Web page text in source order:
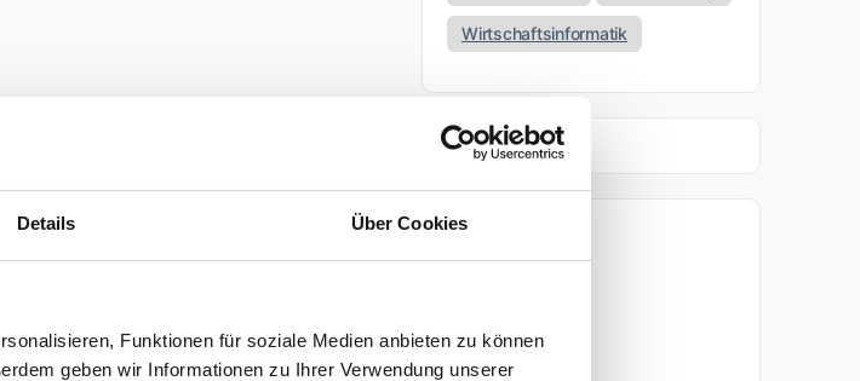
Details Über Cookies
Funktionen für soziale Medien anbieten zu können
geben wir Informationen zu Ihrer Verwendung unserer
Wirtschaftsinformatik
April 2026
März 2026